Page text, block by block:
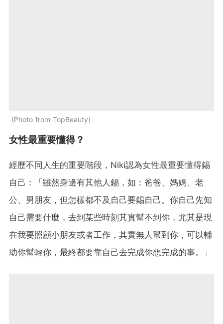
Photo from TopBeauty
女性最重要懂得？
經歷不同人生的重要階段，Niki認為女性最重要懂得錫
自己：「雖然身邊有其他人錫，如：爸爸、媽媽、老
公、男朋友，但怎樣都不及自己要錫自己。你自己先知
自己需要什麼，去到某些時刻其實幫不到你，尤其是現
在我要照顧小朋友或者工作，其實無人幫到你，可以輔
助你幫輕你，最終都要靠自己去完成你想完成的事。」